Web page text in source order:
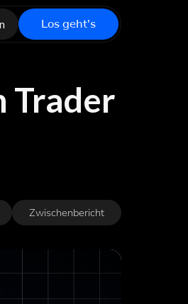
Los geht's
Trader
Zwischenbericht